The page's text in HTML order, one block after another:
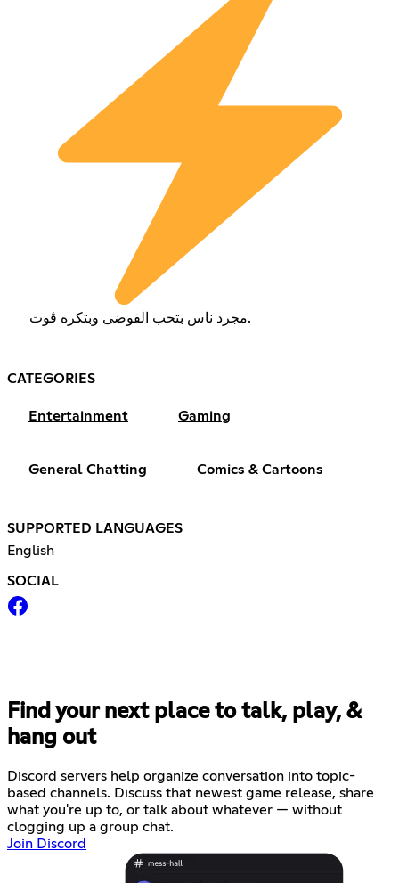
مجرد ناس بتحب الفوضى وبتكره ڤوت.
CATEGORIES
Entertainment Gaming
General Chatting Comics & Cartoons
SUPPORTED LANGUAGES
English
SOCIAL
Find your next place to talk, play, &
hang out
Discord servers help organize conversation into topic-
based channels. Discuss that newest game release, share
what you're up to, or talk about whatever — without
clogging up a group chat.
Join Discord